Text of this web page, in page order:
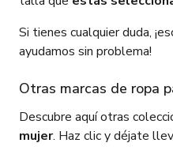
Si tienes cualquier duda,
ayudamos sin problema!
Otras marcas de ropa
Descubre aquí otras
mujer. Haz clic y déjate